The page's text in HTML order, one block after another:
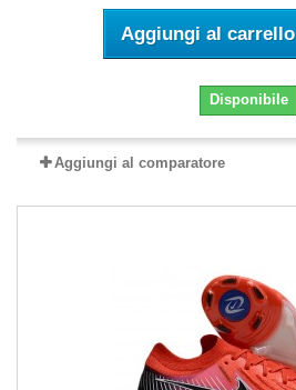
Aggiungi al carrello
Disponibile
Aggiungi al comparatore